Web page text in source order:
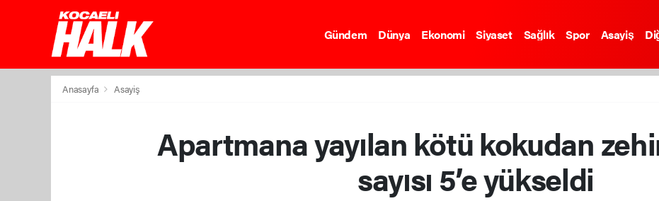
Gündem Dünya Ekonomi Siyaset Sağlık Spor Asayiş
Anasayfa Asayiş
Apartmana yayılan kötü kokudan
sayısı 5’e yükseldi